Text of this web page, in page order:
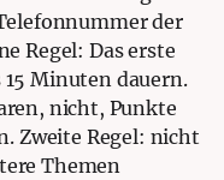
der
Regel: Das erste
Minuten dauern.
nicht, Punkte
Zweite Regel: nicht
Themen